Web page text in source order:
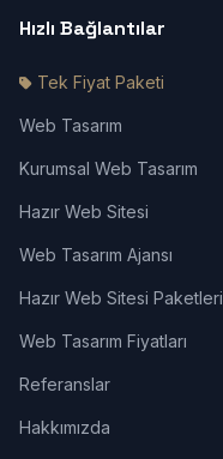
Hızlı Bağlantılar
Tek Fiyat Paketi
Web Tasarım
Kurumsal Web Tasarım
Hazır Web Sitesi
Web Tasarım Ajansı
Hazır Web Sitesi Paketleri
Web Tasarım Fiyatları
Referanslar
Hakkımızda